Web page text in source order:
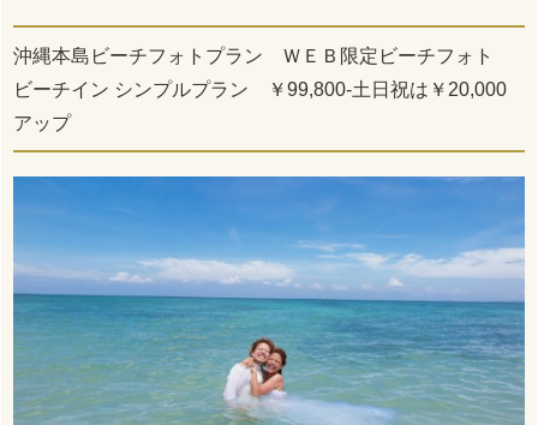
沖縄本島ビーチフォトプラン ＷＥＢ限定ビーチフォト
ビーチイン シンプルプラン ￥99,800-土日祝は￥20,000
アップ